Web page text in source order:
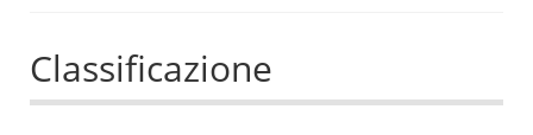
Classificazione